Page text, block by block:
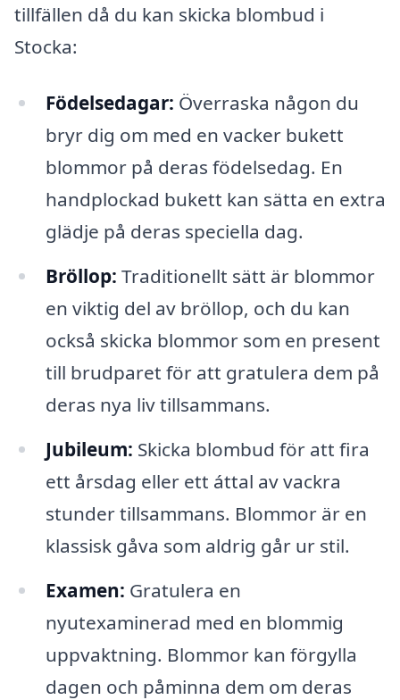
tillfällen då du kan skicka blombud i
Stocka:
Födelsedagar: Överraska någon du
bryr dig om med en vacker bukett
blommor på deras födelsedag. En
handplockad bukett kan sätta en extra
glädje på deras speciella dag.
Bröllop: Traditionellt sätt är blommor
en viktig del av bröllop, och du kan
också skicka blommor som en present
till brudparet för att gratulera dem på
deras nya liv tillsammans.
Jubileum: Skicka blombud för att fira
ett årsdag eller ett áttal av vackra
stunder tillsammans. Blommor är en
klassisk gåva som aldrig går ur stil.
Examen: Gratulera en
nyutexaminerad med en blommig
uppvaktning. Blommor kan förgylla
dagen och påminna dem om deras